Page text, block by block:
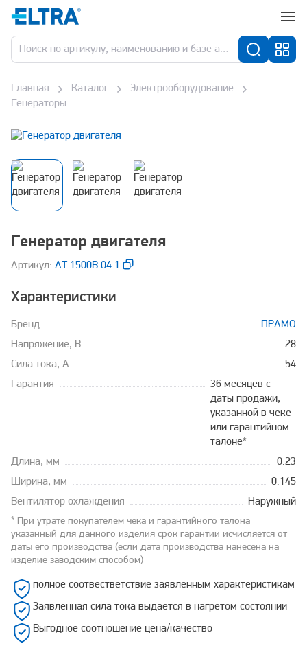
Главная Каталог
Электрооборудование
Генераторы
Генератор двигателя
Aртикул: АТ 1500В.04.1
Характеристики
Бренд
ПРАМО
Напряжение, В
28
Сила тока, А
54
Гарантия
36 месяцев с
даты продажи,
указанной в чеке
или гарантийном
талоне*
Длина, мм
0.23
Ширина, мм
0.145
Вентилятор охлаждения
Наружный
* При утрате покупателем чека и гарантийного талона
указанный для данного изделия срок гарантии исчисляется от
даты его производства (если дата производства нанесена на
изделие заводским способом)
полное соотвестветствие заявленным характеристикам
Заявленная сила тока выдается в нагретом состоянии
Выгодное соотношение цена/качество